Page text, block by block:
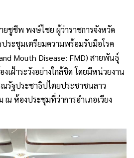
ชูชีพ พงษ์ไชย ผู้ว่าราชการจังหวัด
ประชุมเตรียมความพร้อมรับมือโรค
Mouth Disease: FMD) สายพันธุ์
เฝ้าระวังอย่างใกล้ชิด โดยมีหน่วยงาน
รัฐประชาธิปไตยประชาชนลาว
ณ ห้องประชุมที่ว่าการอำเภอเวียง